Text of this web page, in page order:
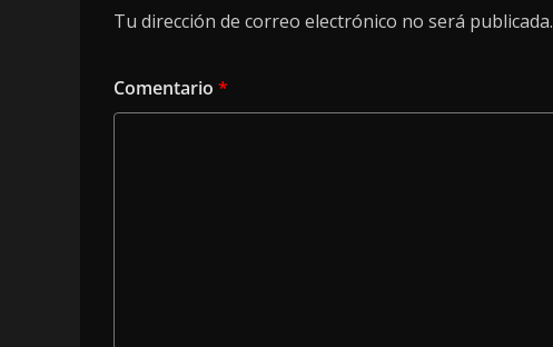
Tu dirección de correo electrónico no será publicada.
Comentario *